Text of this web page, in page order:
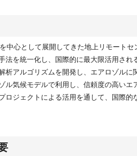
中心として展開してきた地上リモート
法を統一化し、国際的に最大限活用され
析アルゴリズムを開発し、エアロゾル
ル気候モデルで利用し、信頼度の高いエ
ロジェクトによる活用を通して、国際